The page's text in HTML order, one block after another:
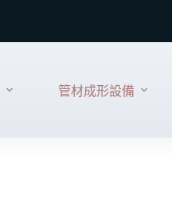
管材成形設備